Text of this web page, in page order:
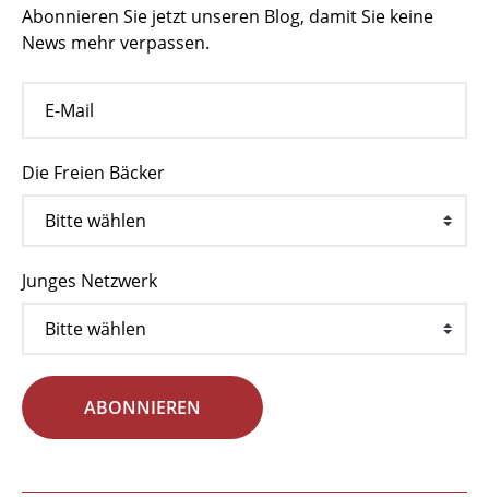
Abonnieren Sie jetzt unseren Blog, damit Sie keine
News mehr verpassen.
Die Freien Bäcker
Junges Netzwerk
ABONNIEREN